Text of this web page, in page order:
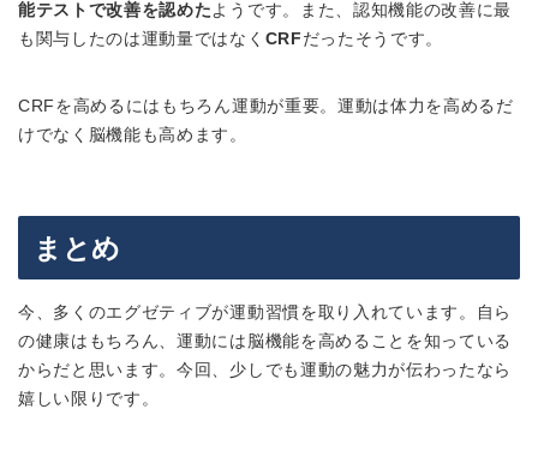
能テストで改善を認めたようです。また、認知機能の改善に最
も関与したのは運動量ではなく CRF だったそうです。
CRFを高めるにはもちろん運動が重要。運動は体力を高めるだ
けでなく脳機能も高めます。
まとめ
今、多くのエグゼティブが運動習慣を取り入れています。自ら
の健康はもちろん、運動には脳機能を高めることを知っている
からだと思います。今回、少しでも運動の魅力が伝わったなら
嬉しい限りです。